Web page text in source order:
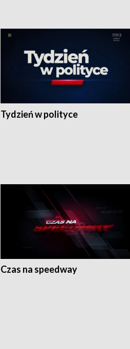
Tydzień w polityce
Czas na speedway